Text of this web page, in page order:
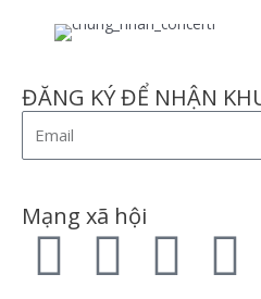
ĐĂNG KÝ ĐỂ NHẬN
Mạng xã hội